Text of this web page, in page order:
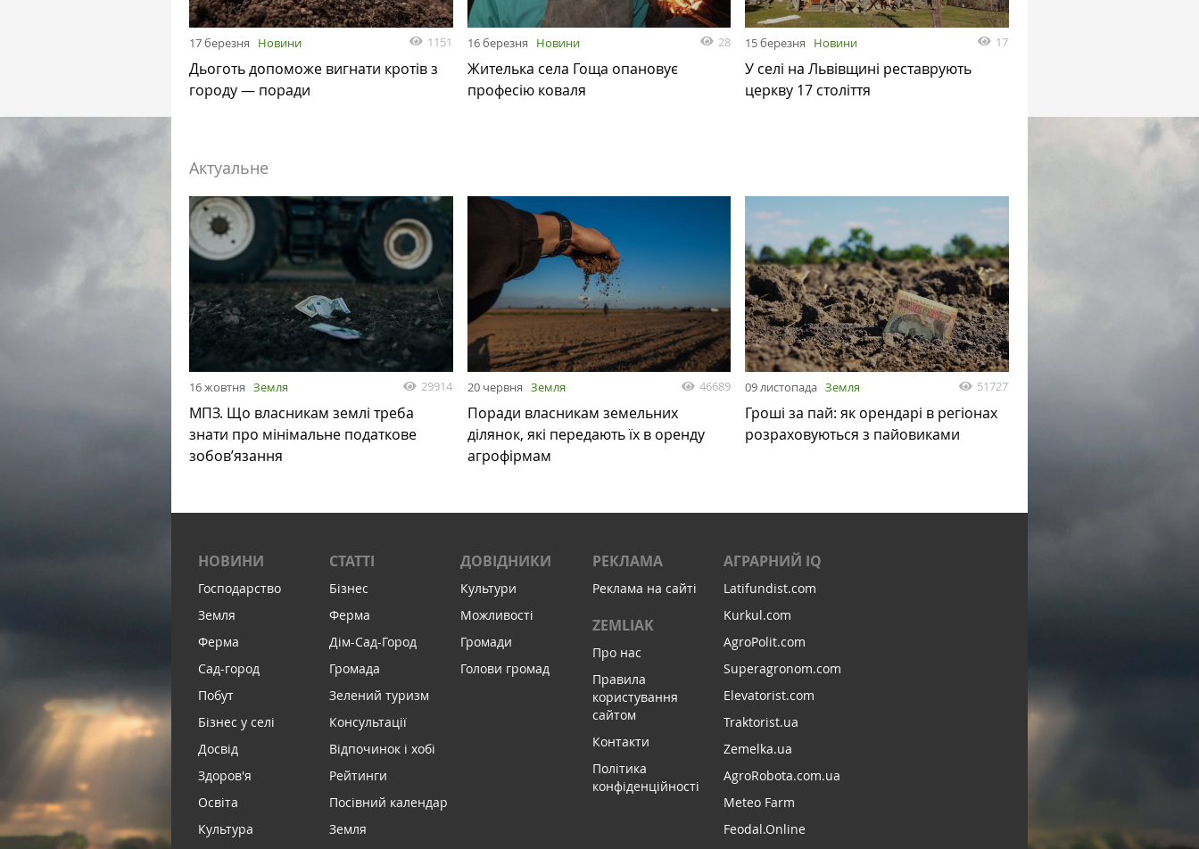
17 березня Новини 1151
Дьоготь допоможе вигнати кротів з
городу — поради
16 березня Новини 28
Жителька села Гоща опановує
професію коваля
15 березня Новини 17
У селі на Львівщині реставрують
церкву 17 століття
Актуальне
16 жовтня Земля 29914
МПЗ. Що власникам землі треба
знати про мінімальне податкове
зобов’язання
20 червня Земля 46689
Поради власникам земельних
ділянок, які передають їх в оренду
агрофірмам
09 листопада Земля 51727
Гроші за пай: як орендарі в регіонах
розраховуються з пайовиками
НОВИНИ
Господарство
Земля
Ферма
Сад-город
Побут
Бізнес у селі
Досвід
Здоров'я
Освіта
Культура
СТАТТІ
Бізнес
Ферма
Дім-Сад-Город
Громада
Зелений туризм
Консультації
Відпочинок і хобі
Рейтинги
Посівний календар
Земля
ДОВІДНИКИ
Культури
Можливості
Громади
Голови громад
РЕКЛАМА
Реклама на сайті
ZEMLIAK
Про нас
Правила
користування
сайтом
Контакти
Політика
конфіденційності
АГРАРНИЙ IQ
Latifundist.com
Kurkul.com
AgroPolit.com
Superagronom.com
Elevatorist.com
Traktorist.ua
Zemelka.ua
AgroRobota.com.ua
Meteo Farm
Feodal.Online